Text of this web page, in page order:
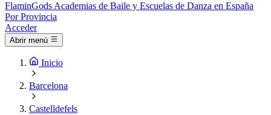
FlaminGods Academias de Baile y Escuelas de Danza en España
Por Provincia
Acceder
Abrir menú
Inicio
Barcelona
Castelldefels